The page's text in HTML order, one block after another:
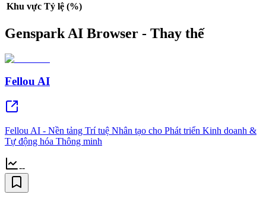
Khu vực Tỷ lệ (%)
Genspark AI Browser - Thay thế
Fellou AI
Fellou AI - Nền tảng Trí tuệ Nhân tạo cho Phát triển Kinh doanh &
Tự động hóa Thông minh
--